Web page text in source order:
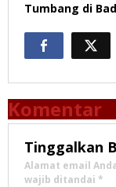
Tumbang di
Komentar
Tinggalkan
Alamat email
wajib ditandai *